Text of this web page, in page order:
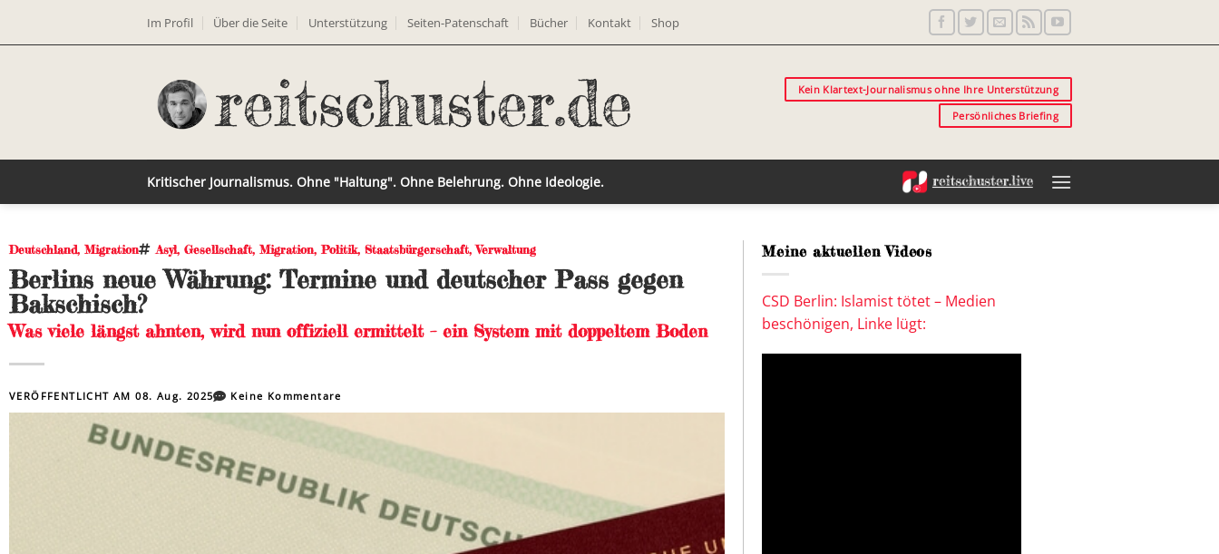
Im Profil Über die Seite Unterstützung Seiten-Patenschaft Bücher Kontakt Shop
Kein Klartext-Journalismus ohne Ihre Unterstützung
Persönliches Briefing
Kritischer Journalismus. Ohne "Haltung". Ohne Belehrung. Ohne Ideologie.
Deutschland, Migration Asyl, Gesellschaft, Migration,Politik, Staatsbürgerschaft,Verwaltung
Berlins neue Währung: Termine und deutscher Pass gegen
Bakschisch?
Was viele längst ahnten, wird nun offiziell ermittelt – ein System mit doppeltem Boden
VERÖFFENTLICHT AM08. Aug. 2025 Keine Kommentare
Meine aktuellen Videos
CSD Berlin: Islamist tötet – Medien
beschönigen, Linke lügt: